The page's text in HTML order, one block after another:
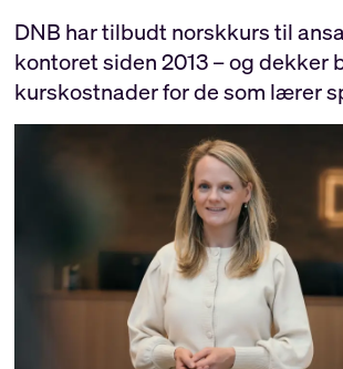
DNB har tilbudt norskkurs til
kontoret siden 2013 – og dekker
kurskostnader for de som lærer